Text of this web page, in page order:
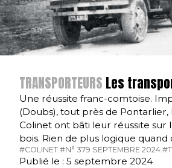
TRANSPORTEURS Les
Une réussite franc-comtoise.
(Doubs), tout près de Pontarlier,
Colinet ont bâti leur réussite sur
bois. Rien de plus logique quand
#COLINET.#N° 379 SEPTEMBRE 2024.
Publié le : 5 septembre 2024